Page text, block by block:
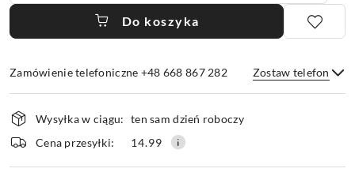
Do koszyka
Zamówienie telefoniczne +48 668 867 282 Zostaw telefon
Wyślij
Dostępność
i
dostawa
Wysyłka w ciągu: ten sam dzień roboczy
Cena przesyłki:
14.99